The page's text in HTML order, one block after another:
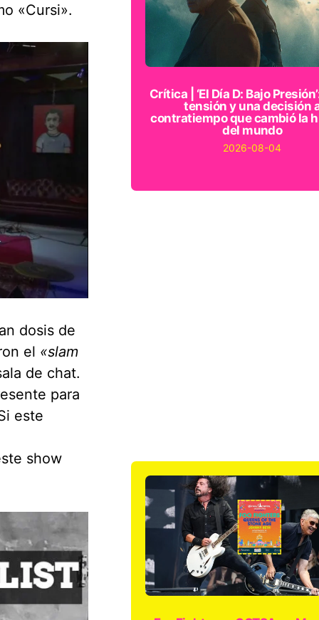
«Cursi».
dosis de
el «slam
de chat.
para
este
show
Crítica | ‘El Día D: Bajo
tensión y una decisión
contratiempo que cambió la
del mundo
2026-08-04